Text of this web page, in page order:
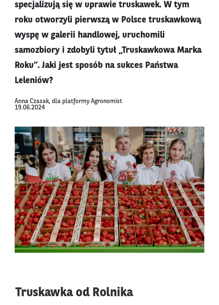
specjalizują się w uprawie truskawek. W tym
roku otworzyli pierwszą w Polsce truskawkową
wyspę w galerii handlowej, uruchomili
samozbiory i zdobyli tytuł „Truskawkowa Marka
Roku”. Jaki jest sposób na sukces Państwa
Leleniów?
Anna Czasak, dla platformy Agronomist
19.06.2024
Truskawka od Rolnika